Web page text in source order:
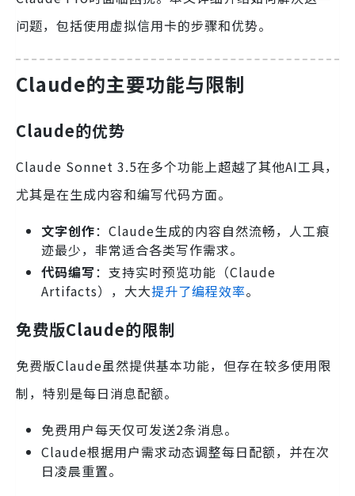
问题，包括使用虚拟信用卡的步骤和优势。
Claude的主要功能与限制
Claude的优势
Claude Sonnet 3.5在多个功能上超越了其他AI工具，
尤其是在生成内容和编写代码方面。
文字创作：Claude生成的内容自然流畅，人工痕
迹最少，非常适合各类写作需求。
代码编写：支持实时预览功能（Claude
Artifacts），大大提升了编程效率。
免费版Claude的限制
免费版Claude虽然提供基本功能，但存在较多使用限
制，特别是每日消息配额。
免费用户每天仅可发送2条消息。
Claude根据用户需求动态调整每日配额，并在次
日凌晨重置。